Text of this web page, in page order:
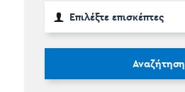
Αναζήτηση